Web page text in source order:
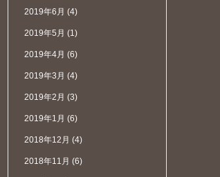
2019年6月 (4)
2019年5月 (1)
2019年4月 (6)
2019年3月 (4)
2019年2月 (3)
2019年1月 (6)
2018年12月 (4)
2018年11月 (6)